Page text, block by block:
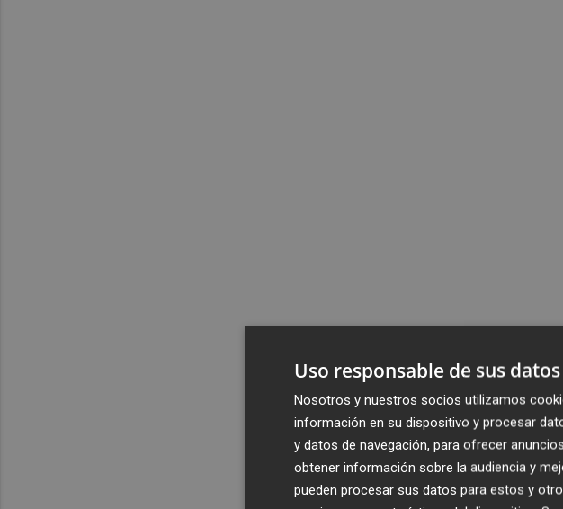
Uso responsable de sus datos
Nosotros y nuestros socios utilizamos
información en su dispositivo y procesar
y datos de navegación, para ofrecer
obtener información sobre la audiencia y
pueden procesar sus datos para estos y